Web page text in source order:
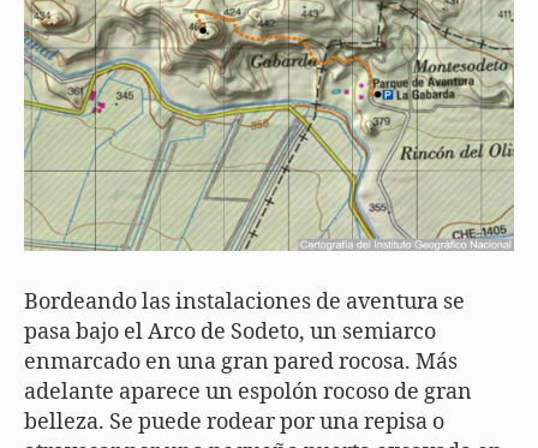
Bordeando las instalaciones de aventura se
pasa bajo el Arco de Sodeto, un semiarco
enmarcado en una gran pared rocosa. Más
adelante aparece un espolón rocoso de gran
belleza. Se puede rodear por una repisa o